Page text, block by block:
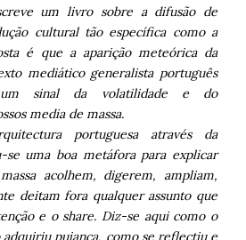
um livro sobre a difusão de
cultural tão específica como a
é que a aparição meteórica da
mediático generalista português
sinal da volatilidade e do
media de massa.
portuguesa através da
se uma boa metáfora para explicar
acolhem, digerem, ampliam,
deitam fora qualquer assunto que
e o share. Diz-se aqui como o
pujança, como se reflectiu e